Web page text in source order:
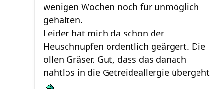
wenigen Wochen noch für unmöglich
gehalten.
Leider hat mich da schon der
Heuschnupfen ordentlich geärgert. Die
ollen Gräser. Gut, dass das danach
nahtlos in die Getreideallergie übergeht